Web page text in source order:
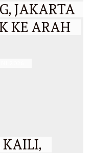
JAKARTA
KE ARAH
KAILI,